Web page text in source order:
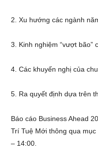
2. Xu hướng các ngành
3. Kinh nghiệm “vượt bão”
4. Các khuyến nghị của
5. Ra quyết định dựa trên
Báo cáo Business Ahead
Trí Tuệ Mới thông qua
– 14:00.